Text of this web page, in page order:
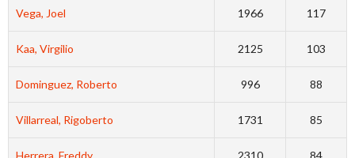
Vega, Joel 1966 117
Kaa, Virgilio 2125 103
Dominguez, Roberto 996 88
Villarreal, Rigoberto 1731 85
Herrera, Freddy 2310 84